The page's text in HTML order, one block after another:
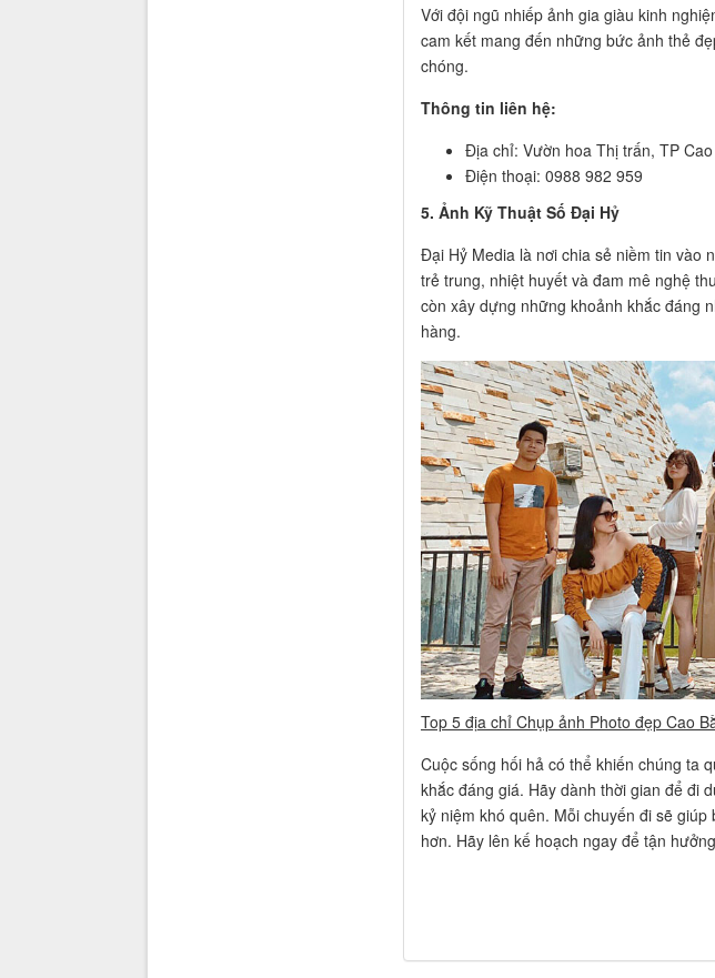
Với đội ngũ nhiếp ảnh gia giàu kinh
cam kết mang đến những bức ảnh thẻ
chóng.
Thông tin liên hệ:
Địa chỉ: Vườn hoa Thị trấn, TP
Điện thoại: 0988 982 959
5. Ảnh Kỹ Thuật Số Đại Hỷ
Đại Hỷ Media là nơi chia sẻ niềm tin vào
trẻ trung, nhiệt huyết và đam mê nghệ
còn xây dựng những khoảnh khắc đáng
hàng.
Top 5 địa chỉ Chụp ảnh Photo đẹp Cao
Cuộc sống hối hả có thể khiến chúng ta
khắc đáng giá. Hãy dành thời gian để đi
kỷ niệm khó quên. Mỗi chuyến đi sẽ
hơn. Hãy lên kế hoạch ngay để tận